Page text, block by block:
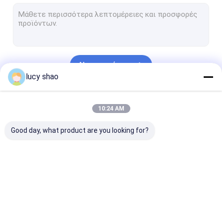
Πολυσύνθετο σύστημα πριονιών τρυπανιών
Πριόνι κόκκαλων αυτοψίας
Κτηνιατρικό ορθοπεδικό τρυπάνι
Ιατρικά τέμνοντα εργαλεία
Να συνεχίσει
lucy shao
10:24 AM
Good day, what product are you looking for?